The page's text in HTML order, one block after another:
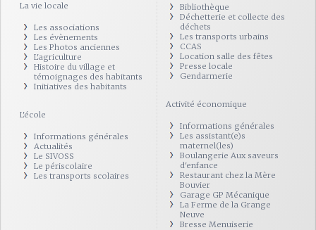
La vie locale
Les associations
Les évènements
Les Photos anciennes
L'agriculture
Histoire du village et
témoignages des habitants
Initiatives des habitants
L'école
Informations générales
Actualités
Le SIVOSS
Le périscolaire
Les transports scolaires
Bibliothèque
Déchetterie et collecte des
déchets
Les transports urbains
CCAS
Location salle des fêtes
Presse locale
Gendarmerie
Activité économique
Informations générales
Les assistant(e)s
maternel(les)
Boulangerie Aux saveurs
d'enfance
Restaurant chez la Mère
Bouvier
Garage GP Mécanique
La Ferme de la Grange
Neuve
Bresse Menuiserie